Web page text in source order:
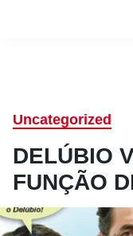
Uncategorized
DELÚBIO
FUNÇÃO